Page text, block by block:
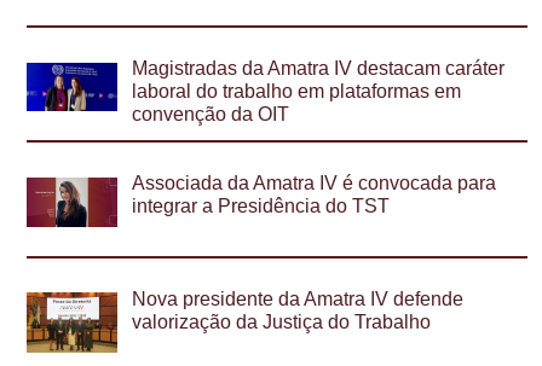
Magistradas da Amatra IV destacam caráter
laboral do trabalho em plataformas em
convenção da OIT
Associada da Amatra IV é convocada para
integrar a Presidência do TST
Nova presidente da Amatra IV defende
valorização da Justiça do Trabalho